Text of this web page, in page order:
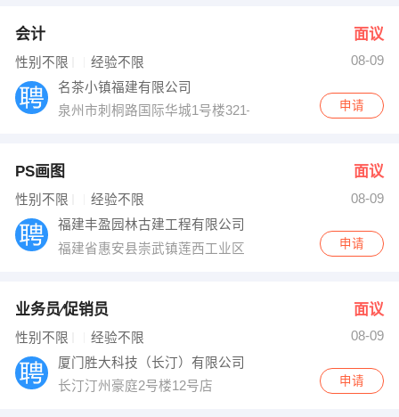
会计 面议
性别不限 经验不限
08-09
名茶小镇福建有限公司
泉州市刺桐路国际华城1号楼321—331
申请
PS画图 面议
性别不限 经验不限
08-09
福建丰盈园林古建工程有限公司
福建省惠安县崇武镇莲西工业区
申请
业务员∕促销员 面议
性别不限 经验不限
08-09
厦门胜大科技（长汀）有限公司
长汀汀州豪庭2号楼12号店
申请